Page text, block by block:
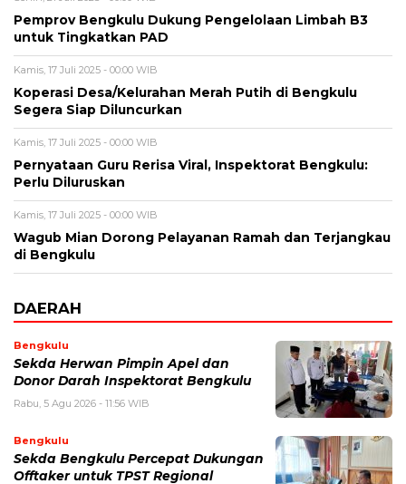
Pemprov Bengkulu Dukung Pengelolaan Limbah B3
untuk Tingkatkan PAD
Kamis, 17 Juli 2025 - 00:00 WIB
Koperasi Desa/Kelurahan Merah Putih di Bengkulu
Segera Siap Diluncurkan
Kamis, 17 Juli 2025 - 00:00 WIB
Pernyataan Guru Rerisa Viral, Inspektorat Bengkulu:
Perlu Diluruskan
Kamis, 17 Juli 2025 - 00:00 WIB
Wagub Mian Dorong Pelayanan Ramah dan Terjangkau
di Bengkulu
DAERAH
Bengkulu
Sekda Herwan Pimpin Apel dan
Donor Darah Inspektorat Bengkulu
Rabu, 5 Agu 2026 - 11:56 WIB
Bengkulu
Sekda Bengkulu Percepat Dukungan
Offtaker untuk TPST Regional